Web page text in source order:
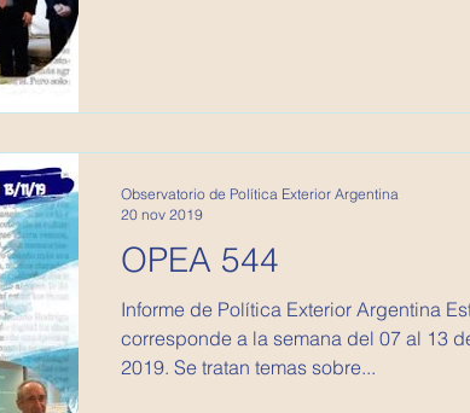
OPEA 544
Informe de Política Exterior Argentina
corresponde a la semana del 07 al 13
2019. Se tratan temas sobre...
Observatorio de Política Exterior Argentina
20 nov 2019